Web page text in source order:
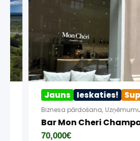
Jauns Ieskaties! Super
Biznesa pārdošana, Uzņēmumu un
Bar Mon Cheri
70,000€